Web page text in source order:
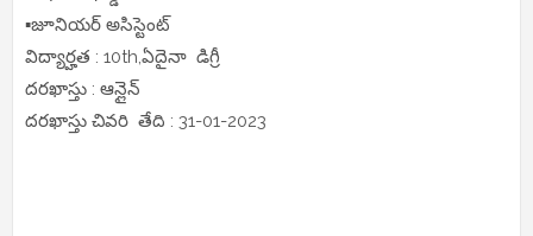
▪️జూనియర్ అసిస్టెంట్
విద్యార్హత : 10th,ఏదైనా డిగ్రీ
దరఖాస్తు : ఆన్లైన్
దరఖాస్తు చివరి తేది : 31-01-2023